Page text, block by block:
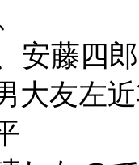
安藤四
大友左